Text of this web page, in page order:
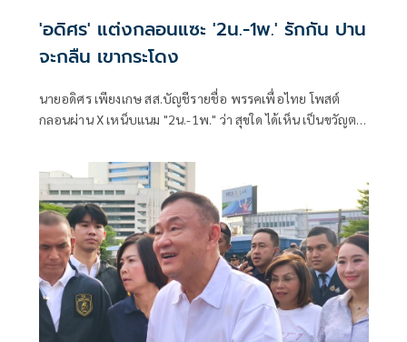
'อดิศร' แต่งกลอนแซะ '2น.-1พ.' รักกัน ปาน
จะกลืน เขากระโดง
นายอดิศร เพียงเกษ สส.บัญชีรายชื่อ พรรคเพื่อไทย โพสต์
กลอนผ่าน X เหน็บแนม "2น.-1พ." ว่า สุขใด ได้เห็น เป็นขวัญตา